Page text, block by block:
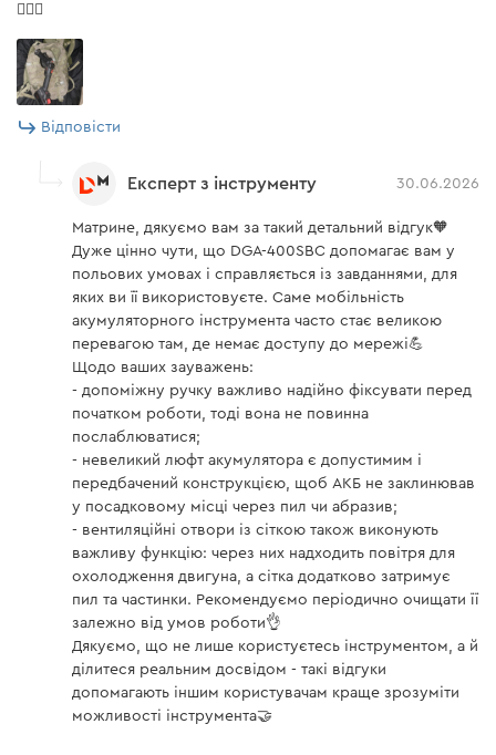
Технологія акумуляторних
елементів
Підтримка швидкої
Допустима температура
від +5°С до +45°С
Кількість елементів 10
Індикація помилок немає
Індикатор заряду батареї
Захист від перегріву
Захист від перерозряду є
Захист від короткого
замикання
Захист від перезаряду
1 кг
Акумуляторна кутова шліфувальна машина
Dnipro-M DGA-400SBC (без АКБ та ЗП)
Напруга акумулятора 40 В
🤷🏻‍♂️
Відповісти
Експерт з інструменту 30.06.2026
Матрине, дякуємо вам за такий детальний відгук🧡
Дуже цінно чути, що DGA-400SBC допомагає вам у
польових умовах і справляється із завданнями, для
яких ви її використовуєте. Саме мобільність
акумуляторного інструмента часто стає великою
перевагою там, де немає доступу до мережі💪
Щодо ваших зауважень:
- допоміжну ручку важливо надійно фіксувати перед
початком роботи, тоді вона не повинна
послаблюватися;
- невеликий люфт акумулятора є допустимим і
передбачений конструкцією, щоб АКБ не заклинював
у посадковому місці через пил чи абразив;
- вентиляційні отвори із сіткою також виконують
важливу функцію: через них надходить повітря для
охолодження двигуна, а сітка додатково затримує
пил та частинки. Рекомендуємо періодично очищати її
залежно від умов роботи👌
Дякуємо, що не лише користуєтесь інструментом, а й
ділитеся реальним досвідом - такі відгуки
допомагають іншим користувачам краще зрозуміти
можливості інструмента🤝